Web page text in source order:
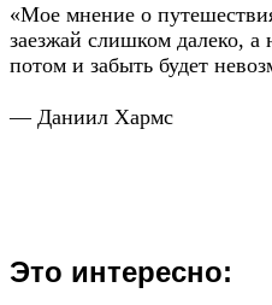
«Мое мнение о
заезжай слишком далеко, а
потом и забыть будет
— Даниил Хармс
Это интересно: